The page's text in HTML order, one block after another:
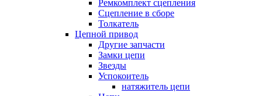
Ремкомплект сцепления
Сцепление в сборе
Толкатель
Цепной привод
Другие запчасти
Замки цепи
Звезды
Успокоитель
натяжитель цепи